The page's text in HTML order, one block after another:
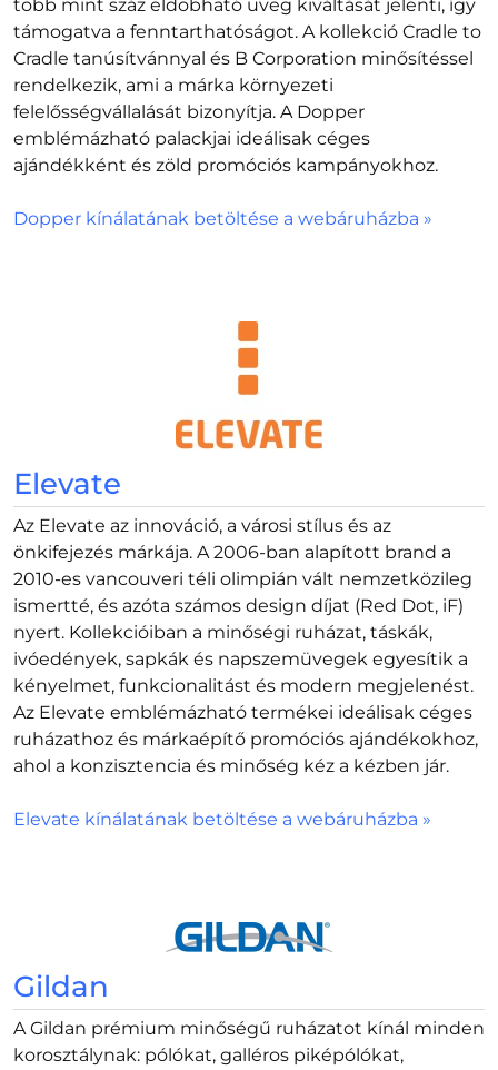
több mint száz eldobható üveg kiváltását jelenti, így
támogatva a fenntarthatóságot. A kollekció Cradle to
Cradle tanúsítvánnyal és B Corporation minősítéssel
rendelkezik, ami a márka környezeti
felelősségvállalását bizonyítja. A Dopper
emblémázható palackjai ideálisak céges
ajándékként és zöld promóciós kampányokhoz.
Dopper kínálatának betöltése a webáruházba »
Elevate
Az Elevate az innováció, a városi stílus és az
önkifejezés márkája. A 2006-ban alapított brand a
2010-es vancouveri téli olimpián vált nemzetközileg
ismertté, és azóta számos design díjat (Red Dot, iF)
nyert. Kollekcióiban a minőségi ruházat, táskák,
ivóedények, sapkák és napszemüvegek egyesítik a
kényelmet, funkcionalitást és modern megjelenést.
Az Elevate emblémázható termékei ideálisak céges
ruházathoz és márkaépítő promóciós ajándékokhoz,
ahol a konzisztencia és minőség kéz a kézben jár.
Elevate kínálatának betöltése a webáruházba »
Gildan
A Gildan prémium minőségű ruházatot kínál minden
korosztálynak: pólókat, galléros piképólókat,